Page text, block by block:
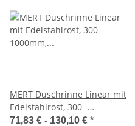
MERT Duschrinne Linear mit
Edelstahlrost, 300 -
1000mm, höhenverstellbar,
71,83 € - 130,10 € *